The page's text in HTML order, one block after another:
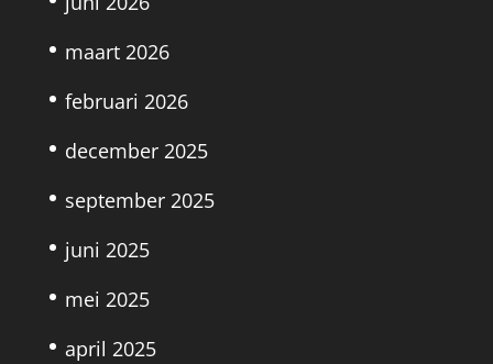
maart 2026
februari 2026
december 2025
september 2025
juni 2025
mei 2025
april 2025